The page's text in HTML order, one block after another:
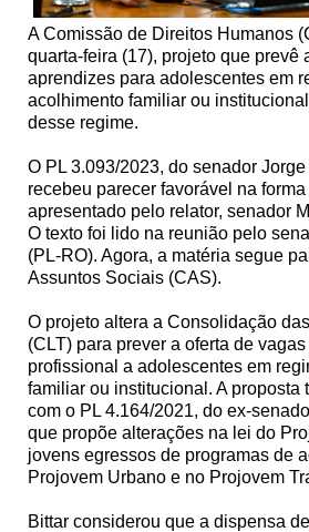
A Comissão de Direitos Humanos
quarta-feira (17), projeto que prevê
aprendizes para adolescentes em
acolhimento familiar ou
desse regime.
O PL 3.093/2023, do senador
recebeu parecer favorável na
apresentado pelo relator, senador
O texto foi lido na reunião pelo
(PL-RO). Agora, a matéria segue
Assuntos Sociais (CAS).
O projeto altera a Consolidação
(CLT) para prever a oferta de
profissional a adolescentes em
familiar ou institucional. A proposta
com o PL 4.164/2021, do ex-
que propõe alterações na lei do
jovens egressos de programas de
Projovem Urbano e no Projovem
Bittar considerou que a dispensa